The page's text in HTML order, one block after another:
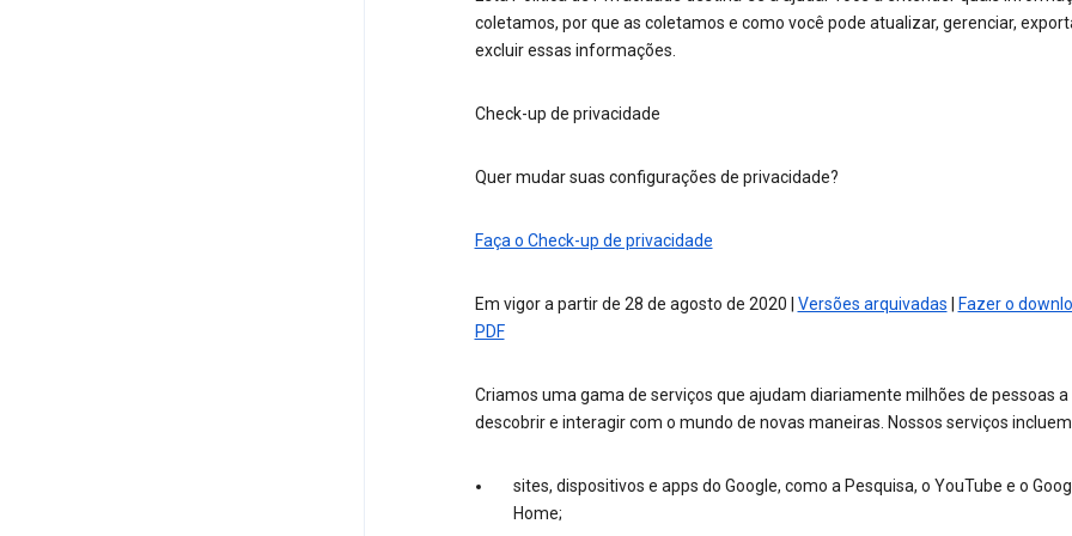
coletamos, por que as coletamos e como você pode atualizar, gerenciar,
excluir essas informações.
Check-up de privacidade
Quer mudar suas configurações de privacidade?
Faça o Check-up de privacidade
Em vigor a partir de 28 de agosto de 2020 | Versões arquivadas
Fazer o
PDF
Criamos uma gama de serviços que ajudam diariamente milhões de pessoas a
descobrir e interagir com o mundo de novas maneiras. Nossos serviços
sites, dispositivos e apps do Google, como a Pesquisa, o YouTube e o
Home;